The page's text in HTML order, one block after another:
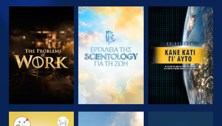
ΕΞΕΡΕΥΝΗΣΤΕ
ΤΗ ΣΕΙΡΑ
ΕΞΕΡΕΥΝΗΣΤΕ
ΤΗ ΣΕΙΡΑ
ΠΑΡΑΚΟΛΟΥΘΗΣΤΕ